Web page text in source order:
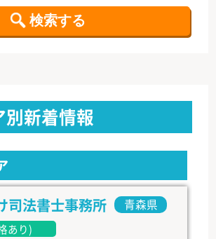
別新着情報
司法書士事務所
青森県
あり)